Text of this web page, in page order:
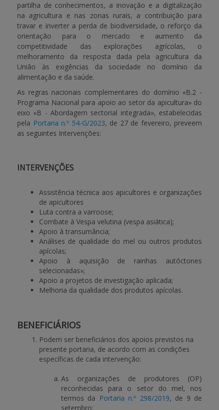
partilha de conhecimentos, a inovação e a digitalização
na agricultura e nas zonas rurais, a contribuição para
travar e inverter a perda de biodiversidade, o reforço da
orientação para o mercado e aumento da
competitividade das explorações agrícolas, o
melhoramento da resposta dada pela agricultura da
União às exigências da sociedade no domínio da
alimentação e da saúde.
As regras nacionais complementares do domínio «B.2 -
Programa Nacional para apoio ao setor da apicultura» do
eixo «B - Abordagem sectorial integrada», estabelecidas
pela Portaria n.º 54-G/2023, de 27 de fevereiro, preveem
as seguintes Intervenções:
INTERVENÇÕES
Assistência técnica aos apicultores e organizações
de apicultores
Luta contra a varroose;
Combate à Vespa velutina (vespa asiática);
Apoio à transumância;
Análises de qualidade do mel ou outros produtos
apícolas;
Apoio à aquisição de rainhas autóctones
selecionadas»;
Apoio a projetos de investigação aplicada;
Melhoria da qualidade dos produtos apícolas.
BENEFICIÁRIOS
Podem ser beneficiários dos apoios previstos na
presente portaria, de acordo com as condições
específicas de cada intervenção:
As organizações de produtores (OP)
reconhecidas para o setor do mel, nos
termos da Portaria n.º 298/2019, de 9 de
setembro;